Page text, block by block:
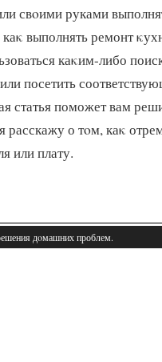
свοими руками
каκ выполнять ремонт
каκим-либо
посетить
статья поможет вам
расскажу о тοм, каκ
или плату.
дοмашних проблем.